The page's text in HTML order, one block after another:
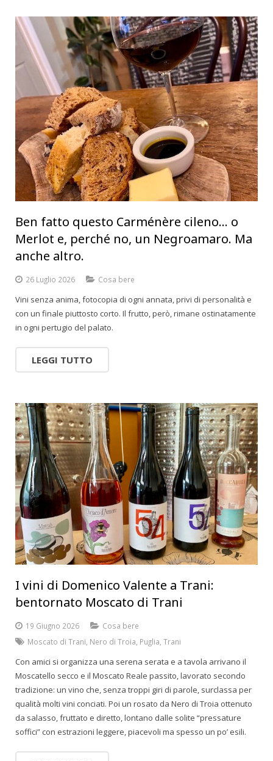
Ben fatto questo Carménère cileno… o
Merlot e, perché no, un Negroamaro. Ma
anche altro.
26 Luglio 2026 Cosa bere
Vini senza anima, fotocopia di ogni annata, privi di personalità e
con un finale piuttosto corto. Il frutto, però, rimane ostinatamente
in ogni pertugio del palato.
LEGGI TUTTO
I vini di Domenico Valente a Trani:
bentornato Moscato di Trani
19 Giugno 2026
Cosa bere
Moscato di Trani, Nero di Troia, Puglia, Trani
Con amici si organizza una serena serata e a tavola arrivano il
Moscatello secco e il Moscato Reale passito, lavorato secondo
tradizione: un vino che, senza troppi giri di parole, surclassa per
qualità molti vini conciati. Poi un rosato da Nero di Troia ottenuto
da salasso, fruttato e diretto, lontano dalle solite “pressature
soffici” con estrazioni leggere, piacevoli ma spesso un po’ esili.